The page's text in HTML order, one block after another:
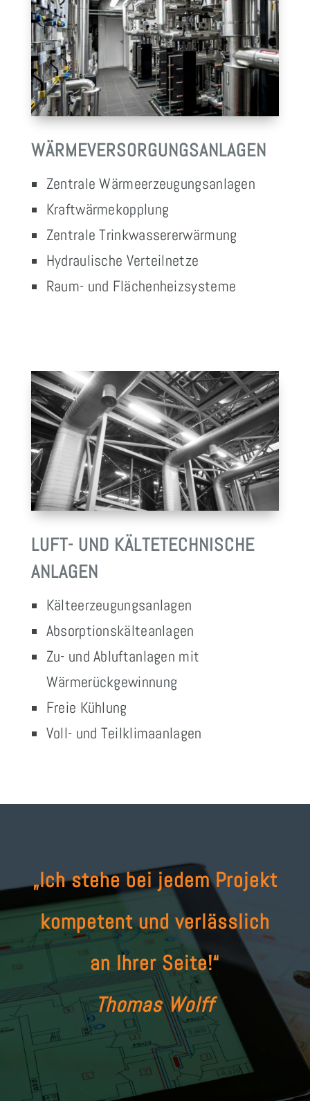
WÄRMEVERSORGUNGSANLAGEN
Zentrale Wärmeerzeugungsanlagen
Kraftwärmekopplung
Zentrale Trinkwassererwärmung
Hydraulische Verteilnetze
Raum- und Flächenheizsysteme
LUFT- UND KÄLTETECHNISCHE
ANLAGEN
Kälteerzeugungsanlagen
Absorptionskälteanlagen
Zu- und Abluftanlagen mit
Wärmerückgewinnung
Freie Kühlung
Voll- und Teilklimaanlagen
„Ich stehe bei jedem Projekt
kompetent und verlässlich
an Ihrer Seite!“
Thomas Wolff